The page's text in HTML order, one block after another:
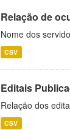
Relação de
Nome dos
CSV
Editais
Relação dos
CSV